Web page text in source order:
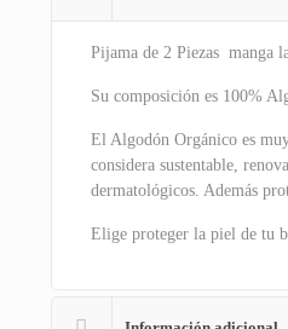
Pijama de 2 Piezas manga
Su composición es 100%
El Algodón Orgánico es
considera sustentable,
dermatológicos. Además
Elige proteger la piel de tu